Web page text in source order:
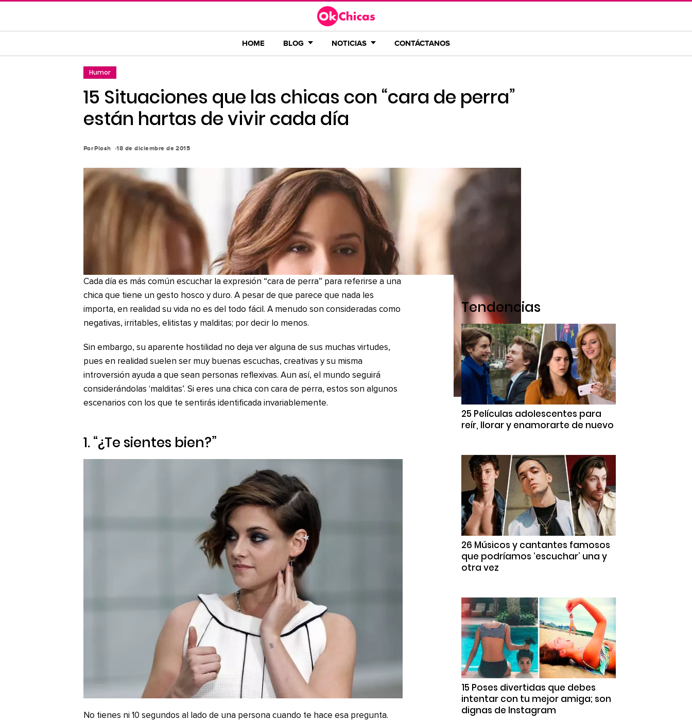
contenido
HOME BLOG NOTICIAS CONTÁCTANOS
Humor
15 Situaciones que las chicas con “cara de perra”
están hartas de vivir cada día
PorPiosh 18 de diciembre de 2015
Cada día es más común escuchar la expresión “cara de perra” para referirse a una
chica que tiene un gesto hosco y duro. A pesar de que parece que nada les
importa, en realidad su vida no es del todo fácil. A menudo son consideradas como
negativas, irritables, elitistas y malditas; por decir lo menos.
Sin embargo, su aparente hostilidad no deja ver alguna de sus muchas virtudes,
pues en realidad suelen ser muy buenas escuchas, creativas y su misma
introversión ayuda a que sean personas reflexivas. Aun así, el mundo seguirá
considerándolas ‘malditas’. Si eres una chica con cara de perra, estos son algunos
escenarios con los que te sentirás identificada invariablemente.
1. “¿Te sientes bien?”
No tienes ni 10 segundos al lado de una persona cuando te hace esa pregunta.
Tendencias
25 Películas adolescentes para
reír, llorar y enamorarte de nuevo
26 Músicos y cantantes famosos
que podríamos ‘escuchar’ una y
otra vez
15 Poses divertidas que debes
intentar con tu mejor amiga; son
dignas de Instagram